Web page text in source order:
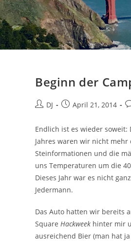
Beginn der
Beitrags-
DJ
BeitragApril 21, 2014
Endlich ist es wieder soweit:
Jahres waren wir nicht mehr
Steinformationen und die
uns Temperaturen um die
Dieses Jahr war es nicht
Jedermann.
Das Auto hatten wir bereits
Square Hackweek hinter mir
ausreichend Bier (man hat